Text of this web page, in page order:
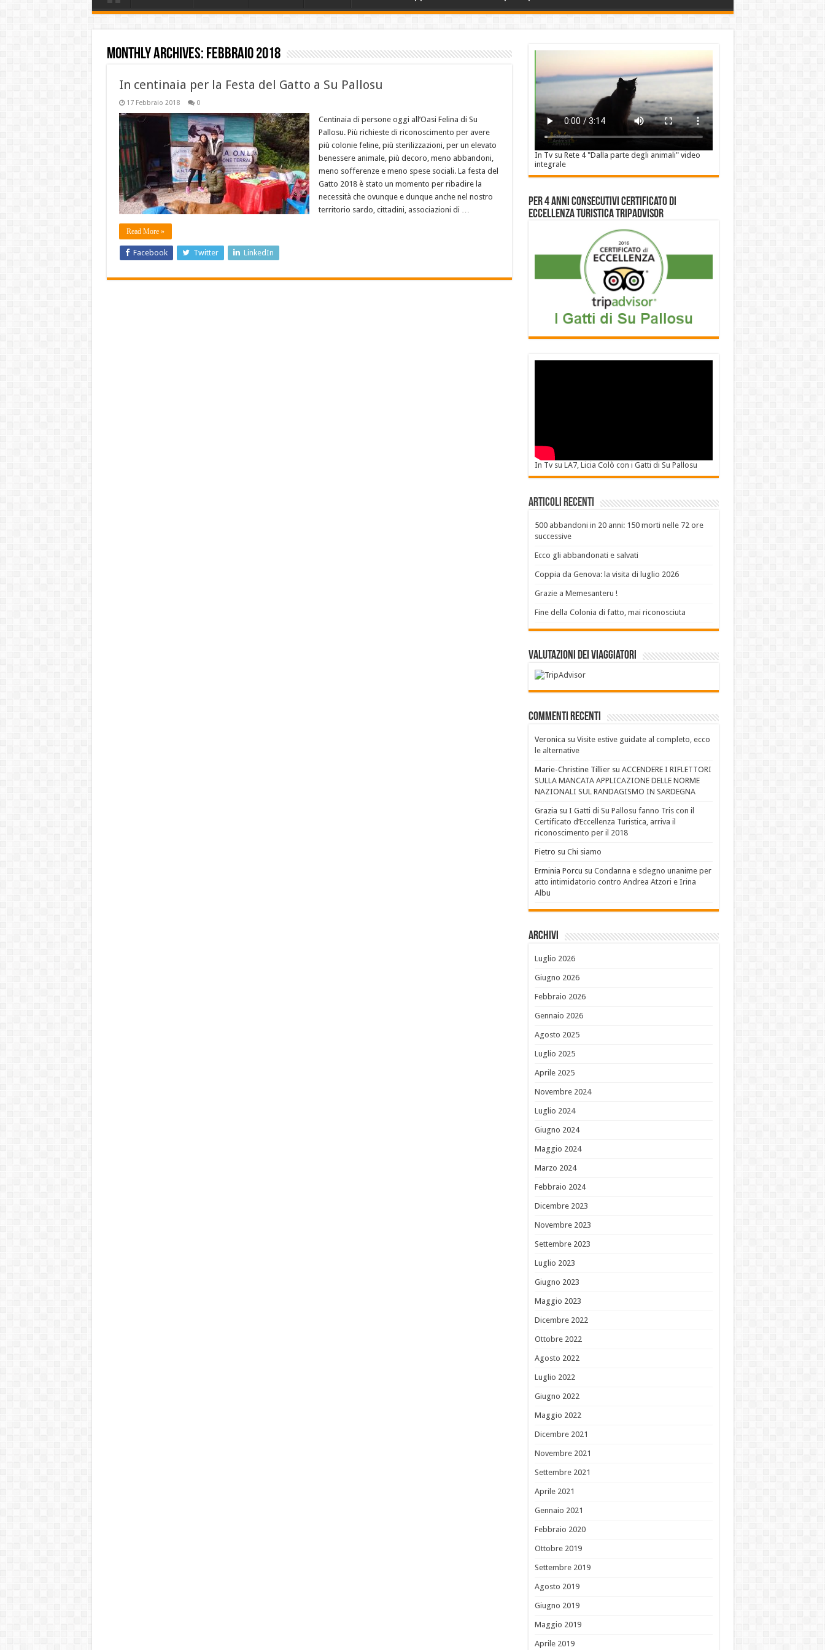
Monthly Archives: Febbraio 2018
In centinaia per la Festa del Gatto a Su Pallosu
17 Febbraio 2018 0
Centinaia di persone oggi all’Oasi Felina di Su
Pallosu. Più richieste di riconoscimento per avere
più colonie feline, più sterilizzazioni, per un elevato
benessere animale, più decoro, meno abbandoni,
meno sofferenze e meno spese sociali. La festa del
Gatto 2018 è stato un momento per ribadire la
necessità che ovunque e dunque anche nel nostro
territorio sardo, cittadini, associazioni di …
Read More »
Facebook Twitter LinkedIn
In Tv su Rete 4 "Dalla parte degli animali" video
integrale
Per 4 anni consecutivi Certificato di
Eccellenza Turistica Tripadvisor
In Tv su LA7, Licia Colò con i Gatti di Su Pallosu
Articoli recenti
500 abbandoni in 20 anni: 150 morti nelle 72 ore
successive
Ecco gli abbandonati e salvati
Coppia da Genova: la visita di luglio 2026
Grazie a Memesanteru !
Fine della Colonia di fatto, mai riconosciuta
Valutazioni dei Viaggiatori
Commenti recenti
Veronica su Visite estive guidate al completo, ecco
le alternative
Marie-Christine Tilliersu ACCENDERE I RIFLETTORI
SULLA MANCATA APPLICAZIONE DELLE NORME
NAZIONALI SUL RANDAGISMO IN SARDEGNA
Grazia su I Gatti di Su Pallosu fanno Tris con il
Certificato d’Eccellenza Turistica, arriva il
riconoscimento per il 2018
Pietro su Chi siamo
Erminia Porcu su Condanna e sdegno unanime per
atto intimidatorio contro Andrea Atzori e Irina
Albu
Archivi
Luglio 2026
Giugno 2026
Febbraio 2026
Gennaio 2026
Agosto 2025
Luglio 2025
Aprile 2025
Novembre 2024
Luglio 2024
Giugno 2024
Maggio 2024
Marzo 2024
Febbraio 2024
Dicembre 2023
Novembre 2023
Settembre 2023
Luglio 2023
Giugno 2023
Maggio 2023
Dicembre 2022
Ottobre 2022
Agosto 2022
Luglio 2022
Giugno 2022
Maggio 2022
Dicembre 2021
Novembre 2021
Settembre 2021
Aprile 2021
Gennaio 2021
Febbraio 2020
Ottobre 2019
Settembre 2019
Agosto 2019
Giugno 2019
Maggio 2019
Aprile 2019